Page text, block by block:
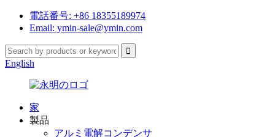
電話番号: +86 18355189974
Email: ymin-sale@ymin.com
English
家
製品
アルミ電解コンデンサ